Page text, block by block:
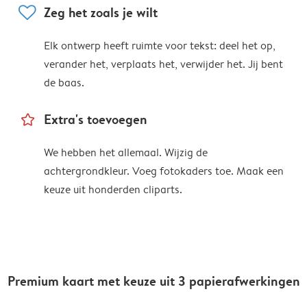
heart Zeg het zoals je wilt
Elk ontwerp heeft ruimte voor tekst: deel het op,
verander het, verplaats het, verwijder het. Jij bent
de baas.
star_outline Extra's toevoegen
We hebben het allemaal. Wijzig de
achtergrondkleur. Voeg fotokaders toe. Maak een
keuze uit honderden cliparts.
Premium kaart met keuze uit 3 papierafwerkingen